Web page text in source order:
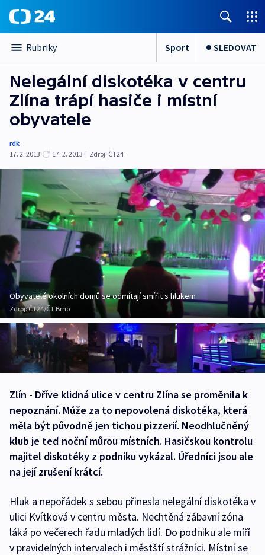
Rubriky Sport SLEDOVAT
Nelegální diskotéka v centru
Zlína trápí hasiče i místní
obyvatele
rdk
17. 2. 2013
17. 2. 2013 | Zdroj: ČT24
Obyvatelé okolních domů se odmítají smířit s hlukem
Zdroj:ČT24/ČT Brno
Zlín - Dříve klidná ulice v centru Zlína se proměnila k
nepoznání. Může za to nepovolená diskotéka, která
měla být původně jen tichou pizzerií. Neodhlučněný
klub je teď noční můrou místních. Hasičskou kontrolu
majitel diskotéky z podniku vykázal. Úředníci jsou ale
na její zrušení krátcí.
Hluk a nepořádek s sebou přinesla nelegální diskotéka v
ulici Kvítková v centru města. Nechtěná zábavní zóna
láká po večerech řadu mladých lidí. Do podniku ale míří
v pravidelných intervalech i městští strážníci. Místní se